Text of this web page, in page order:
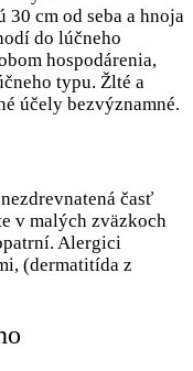
cm od seba a hnoja
do lúčneho
hospodárenia,
typu. Žlté a
účely bezvýznamné.
časť
v malých zväzkoch
Alergici
(dermatitída z